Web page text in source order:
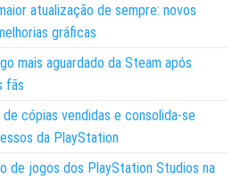
atualização de sempre: novos
gráficas
mais aguardado da Steam após
fãs
cópias vendidas e consolida-se
da PlayStation
de jogos dos PlayStation Studios na